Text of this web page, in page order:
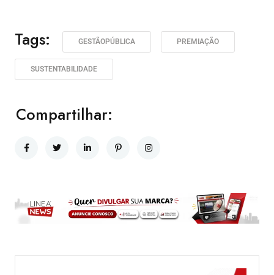
Tags: GESTÃOPÚBLICA PREMIAÇÃO
SUSTENTABILIDADE
Compartilhar: